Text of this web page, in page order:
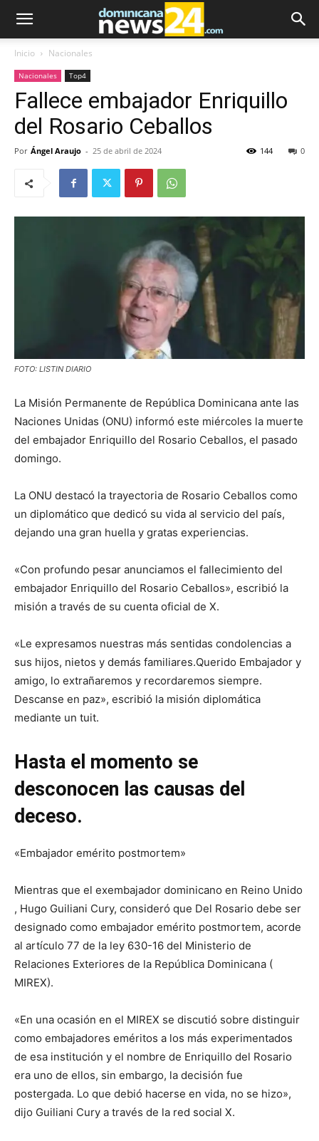
Inicio Nacionales
Nacionales Top4
Fallece embajador Enriquillo
del Rosario Ceballos
Por Ángel Araujo - 25 de abril de 2024 0
144
FOTO: LISTIN DIARIO
La Misión Permanente de República Dominicana ante las
Naciones Unidas (ONU) informó este miércoles la muerte
del embajador Enriquillo del Rosario Ceballos, el pasado
domingo.
La ONU destacó la trayectoria de Rosario Ceballos como
un diplomático que dedicó su vida al servicio del país,
dejando una gran huella y gratas experiencias.
«Con profundo pesar anunciamos el fallecimiento del
embajador Enriquillo del Rosario Ceballos», escribió la
misión a través de su cuenta oficial de X.
«Le expresamos nuestras más sentidas condolencias a
sus hijos, nietos y demás familiares.Querido Embajador y
amigo, lo extrañaremos y recordaremos siempre.
Descanse en paz», escribió la misión diplomática
mediante un tuit.
Hasta el momento se
desconocen las causas del
deceso.
«Embajador emérito postmortem»
Mientras que el exembajador dominicano en Reino Unido
, Hugo Guiliani Cury, consideró que Del Rosario debe ser
designado como embajador emérito postmortem, acorde
al artículo 77 de la ley 630-16 del Ministerio de
Relaciones Exteriores de la República Dominicana (
MIREX).
«En una ocasión en el MIREX se discutió sobre distinguir
como embajadores eméritos a los más experimentados
de esa institución y el nombre de Enriquillo del Rosario
era uno de ellos, sin embargo, la decisión fue
postergada. Lo que debió hacerse en vida, no se hizo»,
dijo Guiliani Cury a través de la red social X.